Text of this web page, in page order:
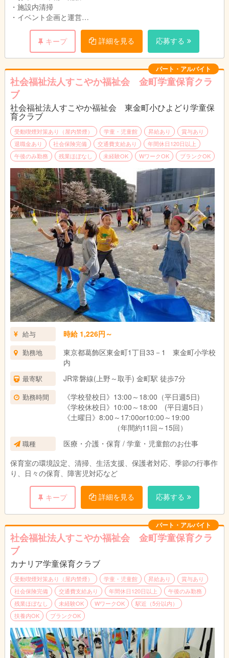
・施設内清掃
・イベント企画と運営
・近隣マンション、小学校でのポスティング
・小学校・近隣駅への送迎サポート
・SNS更新
・保護者との電話やメールでの折衝
・PC事務作業（ワード、エクセル、その他外部ツール使用）
※資格がない方もご相談ください（時給1,170円～）
キープ 詳細を見る 応募する
パート・アルバイト
社会福祉法人すこやか福祉会 金町学童保育クラ
ブ
社会福祉法人すこやか福祉会 東金町小ひよどり学童保
育クラブ
受動喫煙対策あり（屋内禁煙） 学童・児童館 昇給あり
賞与あり
退職金あり
社会保険完備 交通費支給あり
年間休日120日以上
午後のみ勤務
残業ほぼなし 未経験OK WワークOK ブランクOK
給与 時給 1,226円～
勤務地
東京都葛飾区東金町1丁目33－1 東金町小学校
内
最寄駅 JR常磐線(上野～取手) 金町駅 徒歩7分
勤務時間
《学校登校日》13:00～18:00（平日週5日)
《学校休校日》10:00～18:00 (平日週5日）
《土曜日》8:00～17:00or10:00～19:00
（年間約11回～15回）
職種
医療・介護・保育 / 学童・児童館のお仕事
保育室の環境設定、清掃、生活支援、保護者対応、季節の行事作
り、日々の保育、障害児対応など
キープ 詳細を見る 応募する
パート・アルバイト
社会福祉法人すこやか福祉会 金町学童保育クラ
ブ
カナリア学童保育クラブ
受動喫煙対策あり（屋内禁煙） 学童・児童館 昇給あり
賞与あり
社会保険完備
交通費支給あり 年間休日120日以上
午後のみ勤務
残業ほぼなし
未経験OK WワークOK
駅近（5分以内）
扶養内OK
ブランクOK